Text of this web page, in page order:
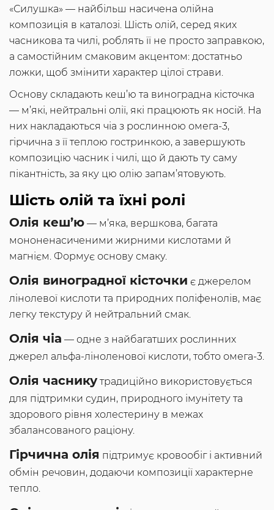
«Силушка» — найбільш насичена олійна
композиція в каталозі. Шість олій, серед яких
часникова та чилі, роблять її не просто заправкою,
а самостійним смаковим акцентом: достатньо
ложки, щоб змінити характер цілої страви.
Основу складають кеш’ю та виноградна кісточка
— м’які, нейтральні олії, які працюють як носій. На
них накладаються чіа з рослинною омега-3,
гірчична з її теплою гостринкою, а завершують
композицію часник і чилі, що й дають ту саму
пікантність, за яку цю олію запам’ятовують.
Шість олій та їхні ролі
Олія кеш’ю — м’яка, вершкова, багата
мононенасиченими жирними кислотами й
магнієм. Формує основу смаку.
Олія виноградної кісточки є джерелом
лінолевої кислоти та природних поліфенолів, має
легку текстуру й нейтральний смак.
Олія чіа — одне з найбагатших рослинних
джерел альфа-ліноленової кислоти, тобто омега-3.
Олія часнику традиційно використовується
для підтримки судин, природного імунітету та
здорового рівня холестерину в межах
збалансованого раціону.
Гірчична олія підтримує кровообіг і активний
обмін речовин, додаючи композиції характерне
тепло.